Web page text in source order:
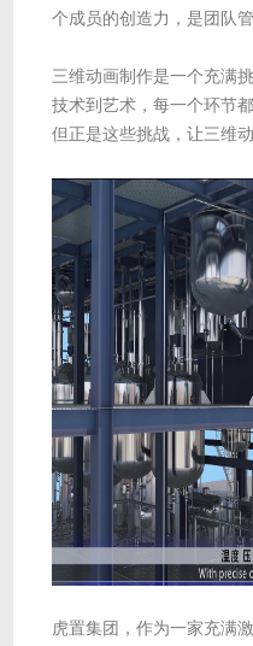
个成员的创造力，是团队
三维动画制作是一个充满
技术到艺术，每一个环节
但正是这些挑战，让三维
虎置集团，作为一家充满